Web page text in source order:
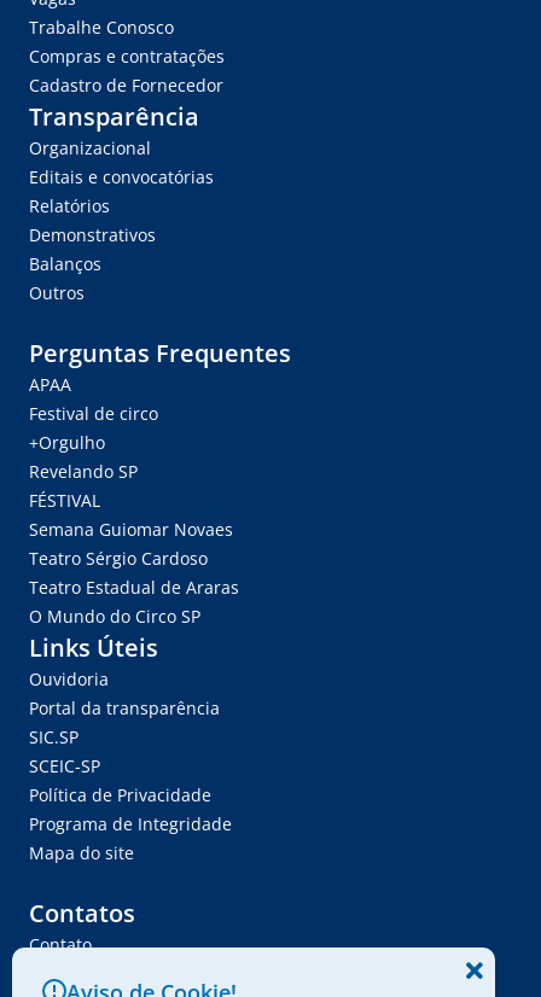
Trabalhe Conosco
Compras e contratações
Cadastro de Fornecedor
Transparência
Organizacional
Editais e convocatórias
Relatórios
Demonstrativos
Balanços
Outros
Perguntas Frequentes
APAA
Festival de circo
+Orgulho
Revelando SP
FÉSTIVAL
Semana Guiomar Novaes
Teatro Sérgio Cardoso
Teatro Estadual de Araras
O Mundo do Circo SP
Links Úteis
Ouvidoria
Portal da transparência
SIC.SP
SCEIC-SP
Política de Privacidade
Programa de Integridade
Mapa do site
Contatos
Contato
Trabalhe Conosco